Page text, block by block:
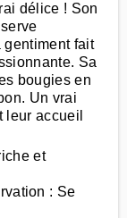
délice ! Son
gentiment fait
Sa
bougies en
Un vrai
accueil
et
: Se